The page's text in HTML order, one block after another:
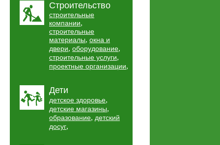
Строительство
строительные
компании,
строительные
материалы, окна и
двери, оборудование,
строительные услуги,
проектные организации,
Дети
детское здоровье,
детские магазины,
образование, детский
досуг,